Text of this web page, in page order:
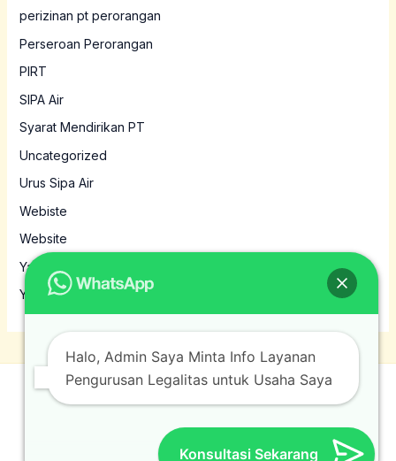
perizinan pt perorangan
Perseroan Perorangan
PIRT
SIPA Air
Syarat Mendirikan PT
Uncategorized
Urus Sipa Air
Webiste
Website
Yayasan
Yayasan MBG
© 2026 Jasamura. Powered by Jasamura.
Halo, Admin Saya Minta Info Layanan
Pengurusan Legalitas untuk Usaha Saya
Konsultasi Sekarang